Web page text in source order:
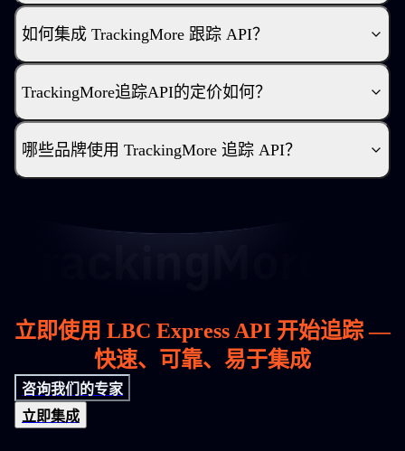
如何集成 TrackingMore 跟踪 API？
TrackingMore追踪API的定价如何？
哪些品牌使用 TrackingMore 追踪 API？
立即使用 LBC Express API 开始追踪 —
快速、可靠、易于集成
咨询我们的专家
立即集成